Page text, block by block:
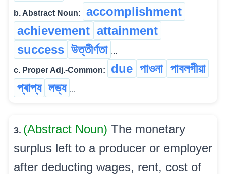
b. Abstract Noun:
accomplishment
achievement attainment
success উত্তীৰ্ণতা ...
c. Proper Adj.-Common: due পাওনা পাবলগীয়া
প্ৰাপ্য লভ্য ...
3. (Abstract Noun) The monetary
surplus left to a producer or employer
after deducting wages, rent, cost of